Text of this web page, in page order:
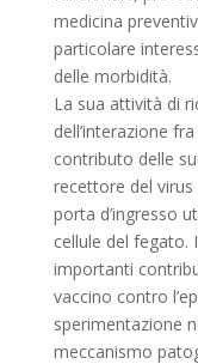
medicina
particolare
delle morbidità.
La sua attività di
dell’interazione
contributo delle
recettore del virus
porta d’ingresso
cellule del
importanti
vaccino contro
sperimentazione
meccanismo